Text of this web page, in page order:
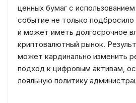
ценных бумаг с
событие не только
и может иметь долгосрочное
криптовалютный рынок.
может кардинально изменить
подход к цифровым активам,
лояльную политику